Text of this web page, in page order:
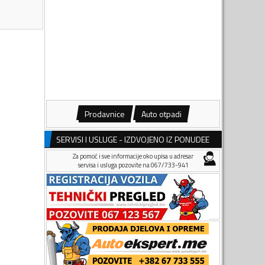
Prodavnice Auto otpadi
SERVISI I USLUGE - IZDVOJENO IZ PONUDEE
Za pomoć i sve informacije oko upisa u adresar
servisa i usluga pozovite na 067/733-941